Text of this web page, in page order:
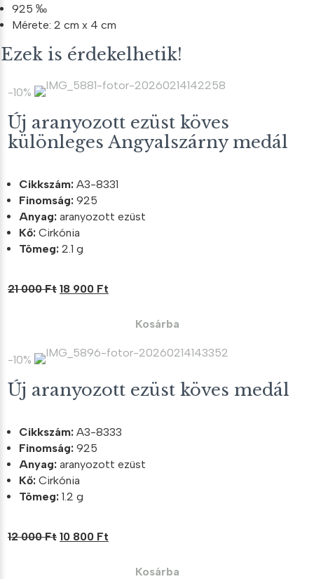
925 ‰
Mérete: 2 cm x 4 cm
Ezek is érdekelhetik!
-10%
Új aranyozott ezüst köves
különleges Angyalszárny medál
Cikkszám: A3-8331
Finomság: 925
Anyag: aranyozott ezüst
Kő: Cirkónia
Tömeg: 2.1 g
21 000Ft Original
000 Ft.
18 900 Ft
900 Ft.
Kosárba
-10%
Új aranyozott ezüst köves medál
Cikkszám: A3-8333
Finomság: 925
Anyag: aranyozott ezüst
Kő: Cirkónia
Tömeg: 1.2 g
12 000Ft Original
10 800 Ft
Kosárba